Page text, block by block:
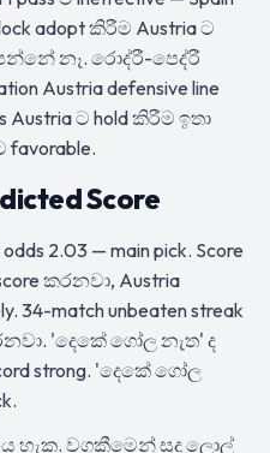
adopt කිරීම Austria ට
නෑ. රොද්රී-පෙද්රී
Austria defensive line
Austria ට hold කිරීම ඉතා
favorable.
Score
2.03 — main pick. Score
කරනවා, Austria
34-match unbeaten streak
'දෙකේ ගෝල නැත' ද
strong. 'දෙකේ ගෝල
හැක. වගකීමෙන් සූදු ලොල්